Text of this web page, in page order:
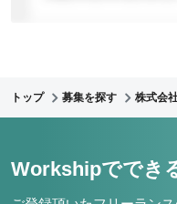
トップ 募集を探す 株式会
Workshipででき